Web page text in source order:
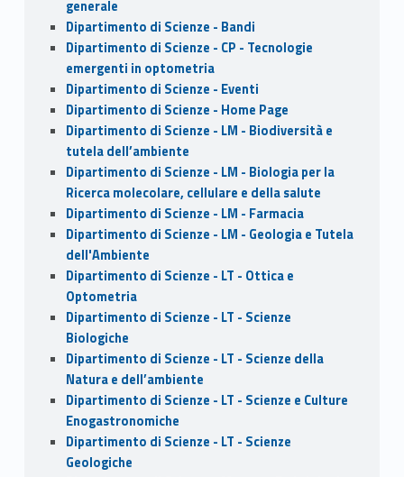
generale
Dipartimento di Scienze - Bandi
Dipartimento di Scienze - CP - Tecnologie
emergenti in optometria
Dipartimento di Scienze - Eventi
Dipartimento di Scienze - Home Page
Dipartimento di Scienze - LM - Biodiversità e
tutela dell’ambiente
Dipartimento di Scienze - LM - Biologia per la
Ricerca molecolare, cellulare e della salute
Dipartimento di Scienze - LM - Farmacia
Dipartimento di Scienze - LM - Geologia e Tutela
dell'Ambiente
Dipartimento di Scienze - LT - Ottica e
Optometria
Dipartimento di Scienze - LT - Scienze
Biologiche
Dipartimento di Scienze - LT - Scienze della
Natura e dell’ambiente
Dipartimento di Scienze - LT - Scienze e Culture
Enogastronomiche
Dipartimento di Scienze - LT - Scienze
Geologiche